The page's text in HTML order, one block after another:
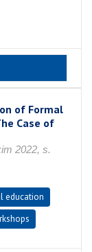
of Formal
Case of
2022, s.
education